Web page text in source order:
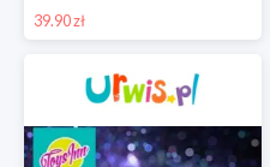
39.90 zł